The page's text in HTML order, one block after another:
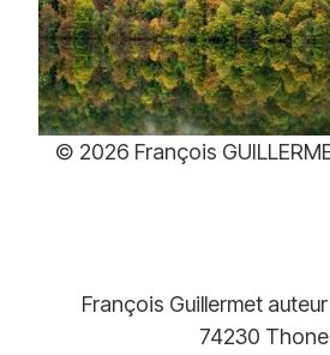
à
379,00€
39,00€–
Plage
de
prix :
39,00€
© 2026 François
François Guillermet
74230